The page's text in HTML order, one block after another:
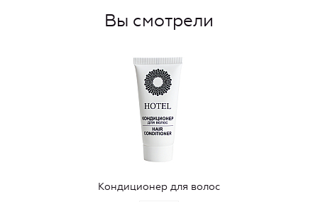
Вы смотрели
Кондиционер для волос